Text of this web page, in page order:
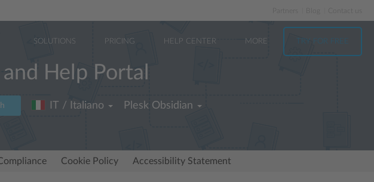
Partners
SOLUTIONS PRICING HELP CENTER MORE TRY FOR FREE
Help Portal
IT / Italiano Plesk Obsidian
Cookie Policy Accessibility Statement